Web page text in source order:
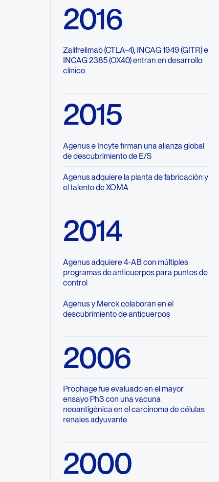
2016
Zalifrelimab (CTLA-4); INCAG 1949 (GITR) e
INCAG 2385 (OX40) entran en desarrollo
clínico
2015
Agenus e Incyte firman una alianza global
de descubrimiento de E/S
Agenus adquiere la planta de fabricación y
el talento de XOMA
2014
Agenus adquiere 4-AB con múltiples
programas de anticuerpos para puntos de
control
Agenus y Merck colaboran en el
descubrimiento de anticuerpos
2006
Prophage fue evaluado en el mayor
ensayo Ph3 con una vacuna
neoantigénica en el carcinoma de células
renales adyuvante
2000